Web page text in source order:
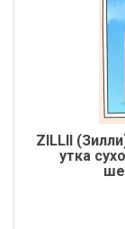
ZILLII
утка